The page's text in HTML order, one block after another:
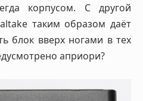
корпусом. С другой
таким образом даёт
блок вверх ногами в тех
априори?